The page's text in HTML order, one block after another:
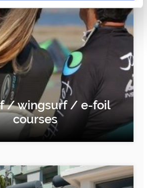
/ wingsurf / e-foil
courses